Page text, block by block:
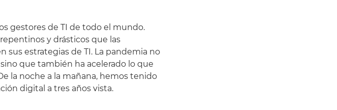
gestores de TI de todo el mundo.
y drásticos que las
estrategias de TI. La pandemia no
que también ha acelerado lo que
la noche a la mañana, hemos tenido
digital a tres años vista.